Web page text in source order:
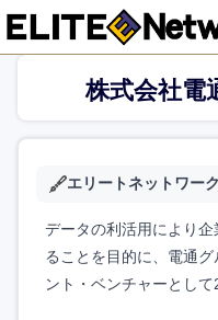
株式会社電
エリートネットワー
データの利活用により
ることを目的に、電通
ント・ベンチャーとして